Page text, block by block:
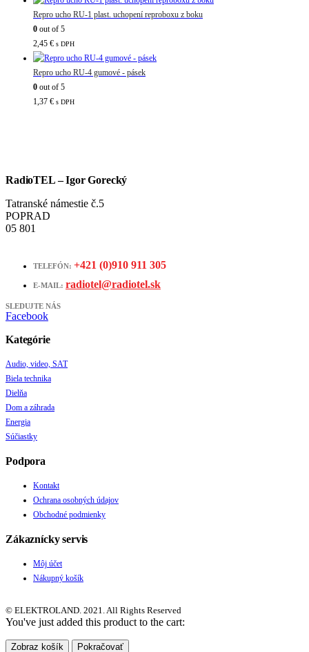
Repro ucho RU-1 plast. uchopení reproboxu z boku
0 out of 5
2,45 € s DPH
Repro ucho RU-4 gumové - pásek
0 out of 5
1,37 € s DPH
RadioTEL – Igor Gorecký
Tatranské námestie č.5
POPRAD
05 801
TELEFÓN: +421 (0)910 911 305
E-MAIL: radiotel@radiotel.sk
SLEDUJTE NÁS
Facebook
Kategórie
Audio, video, SAT
Biela technika
Dielňa
Dom a záhrada
Energia
Súčiastky
Podpora
Kontakt
Ochrana osobných údajov
Obchodné podmienky
Zákaznícky servis
Môj účet
Nákupný košík
© ELEKTROLAND. 2021. All Rights Reserved
You've just added this product to the cart:
Zobraz košík Pokračovať